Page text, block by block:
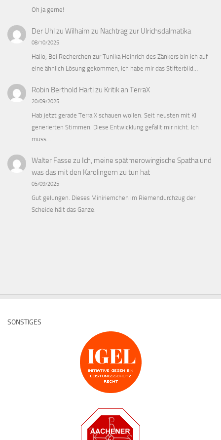
Oh ja gerne!
Der Uhl zu Wilhaim zu Nachtrag zur Ulrichsdalmatika
08/10/2025
Hallo, Bei Recherchen zur Tunika Heinrich des Zänkers bin ich auf
eine ähnlich Lösung gekommen, ich habe mir das Stifterbild…
Robin Berthold Hartl zu Kritik an TerraX
20/09/2025
Hab jetzt gerade Terra X schauen wollen. Seit neusten mit KI
generierten Stimmen. Diese Entwicklung gefällt mir nicht. Ich
muss…
Walter Fasse zu Ich, meine spätmerowingische Spatha und
was das mit den Karolingern zu tun hat
05/09/2025
Gut gelungen. Dieses Miniriemchen im Riemendurchzug der
Scheide hält das Ganze.
SONSTIGES